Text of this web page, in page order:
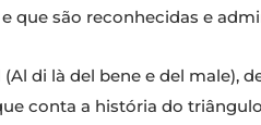
são reconhecidas e
(Al di là del bene e del male),
conta a história do